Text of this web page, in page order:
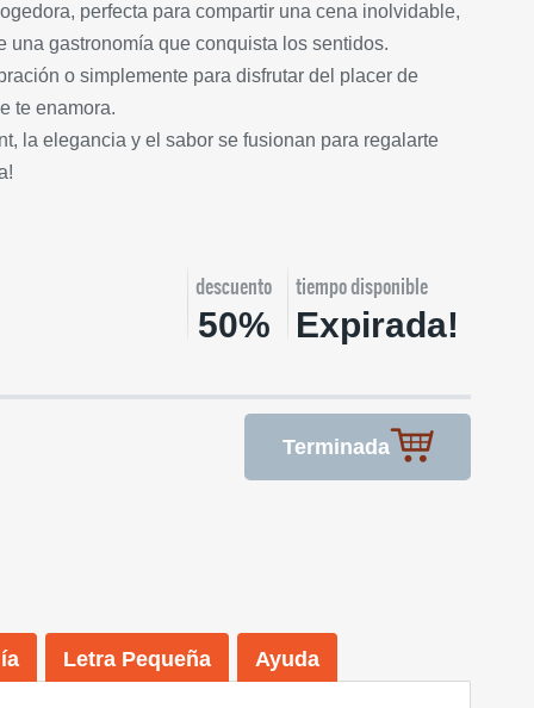
perfecta para compartir una cena inolvidable,
una gastronomía que conquista los sentidos.
o simplemente para disfrutar del placer de
te enamora.
la elegancia y el sabor se fusionan para regalarte
descuento
50%
tiempo disponible
Expirada!
Terminada
Letra Pequeña Ayuda